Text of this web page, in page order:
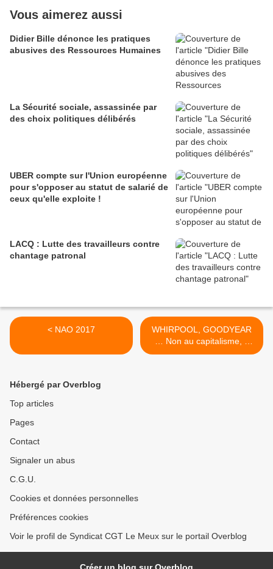
Vous aimerez aussi
Didier Bille dénonce les pratiques
abusives des Ressources Humaines
La Sécurité sociale, assassinée par
des choix politiques délibérés
UBER compte sur l'Union européenne
pour s'opposer au statut de salarié de
ceux qu'elle exploite !
LACQ : Lutte des travailleurs contre
chantage patronal
< NAO 2017
WHIRPOOL, GOODYEAR
… Non au capitalisme, à
l'Union Européenne et à la
Hébergé par Overblog
Top articles
Pages
Contact
Signaler un abus
C.G.U.
Cookies et données personnelles
Préférences cookies
Voir le profil de Syndicat CGT Le Meux sur le portail Overblog